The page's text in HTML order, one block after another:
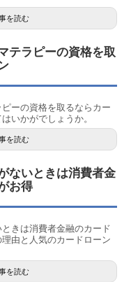
を読む
テラピーの資格を取
ーの資格を取るならカー
いかがでしょうか。
を読む
ないときは消費者金
お得
きは消費者金融のカード
由と人気のカードローン
を読む